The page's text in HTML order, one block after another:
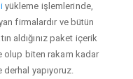
yükleme işlemlerinde,
firmalardır ve bütün
aldığınız paket içerik
olup biten rakam kadar
yapıyoruz.